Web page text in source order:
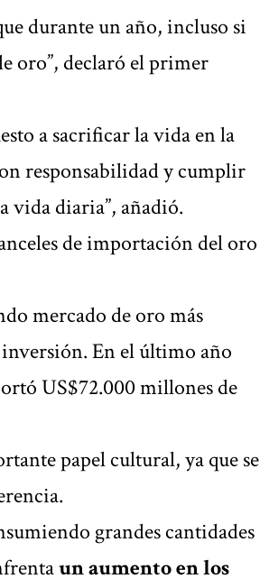
durante un año, incluso si
oro”, declaró el primer
a sacrificar la vida en la
responsabilidad y cumplir
vida diaria”, añadió.
de importación del oro
mercado de oro más
En el último año
US$72.000 millones de
papel cultural, ya que se
grandes cantidades
un aumento en los